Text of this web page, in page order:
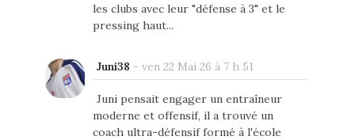
les clubs avec leur "défense à 3" et le
pressing haut...
Juni38 - ven 22 Mai 26 à 7 h 51
Juni pensait engager un entraîneur
moderne et offensif, il a trouvé un
coach ultra-défensif formé à l'école